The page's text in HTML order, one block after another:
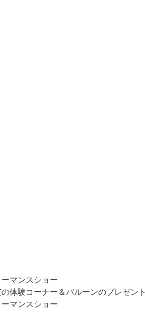
マンスショー
体験コーナー＆バルーンのプレゼント
マンスショー